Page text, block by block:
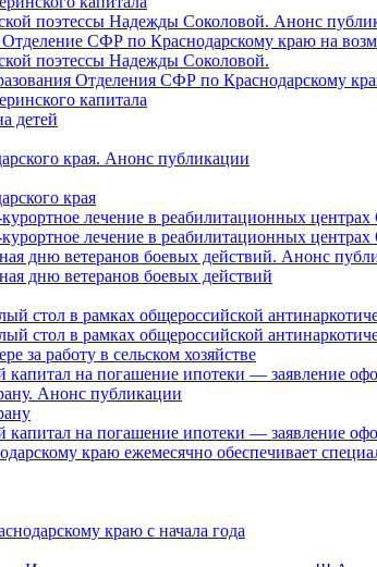
поэтессы Надежды Соколовой. Анонс
Отделение СФР по Краснодарскому краю на
поэтессы Надежды Соколовой.
Отделения СФР по Краснодарскому
капитала
детей
края. Анонс публикации
края
лечение в реабилитационных
лечение в реабилитационных центрах
дню ветеранов боевых действий. Анонс
дню ветеранов боевых действий
стол в рамках общероссийской
стол в рамках общероссийской
за работу в сельском хозяйстве
капитал на погашение ипотеки — заявление
Анонс публикации
капитал на погашение ипотеки — заявление
краю ежемесячно обеспечивает
краю с начала года